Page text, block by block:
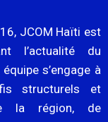
JCOM Haïti est
l’actualité du
s’engage à
structurels et
la région, de